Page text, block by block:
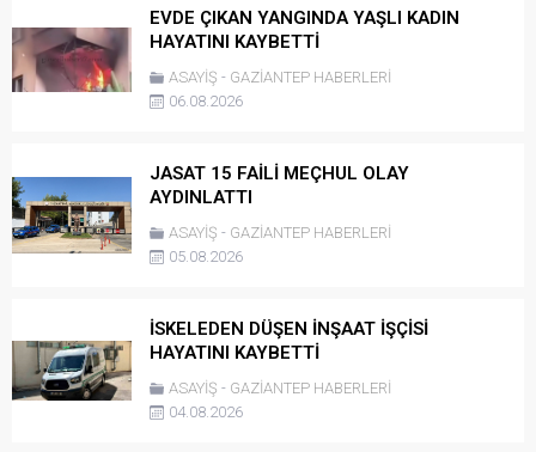
EVDE ÇIKAN YANGINDA YAŞLI KADIN
HAYATINI KAYBETTİ
ASAYİŞ - GAZİANTEP HABERLERİ
06.08.2026
JASAT 15 FAİLİ MEÇHUL OLAY
AYDINLATTI
ASAYİŞ - GAZİANTEP HABERLERİ
05.08.2026
İSKELEDEN DÜŞEN İNŞAAT İŞÇİSİ
HAYATINI KAYBETTİ
ASAYİŞ - GAZİANTEP HABERLERİ
04.08.2026